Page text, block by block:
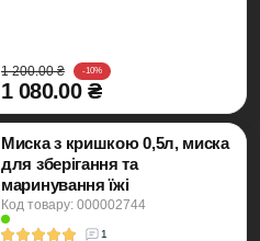
1 200.00 ₴ -10%
1 080.00 ₴
Миска з кришкою 0,5л, миска
для зберігання та
маринування їжі
Код товару: 000002744
1